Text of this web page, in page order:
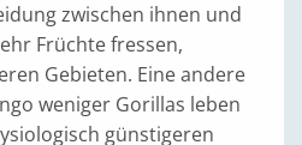
zwischen ihnen und
Früchte fressen,
Gebieten. Eine andere
weniger Gorillas leben
günstigeren